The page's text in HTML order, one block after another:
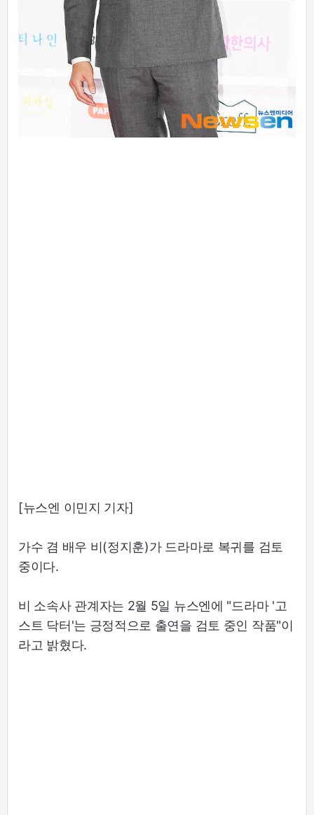
[뉴스엔 이민지 기자]
가수 겸 배우 비(정지훈)가 드라마로 복귀를 검토
중이다.
비 소속사 관계자는 2월 5일 뉴스엔에 "드라마 '고
스트 닥터'는 긍정적으로 출연을 검토 중인 작품"이
라고 밝혔다.